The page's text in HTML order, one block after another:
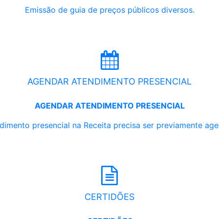
Emissão de guia de preços públicos diversos.
AGENDAR ATENDIMENTO PRESENCIAL
AGENDAR ATENDIMENTO PRESENCIAL
presencial na Receita precisa ser previamente
CERTIDÕES